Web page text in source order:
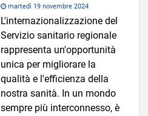
martedì 19 novembre 2024
L'internazionalizzazione del
Servizio sanitario regionale
rappresenta un'opportunità
unica per migliorare la
qualità e l'efficienza della
nostra sanità. In un mondo
sempre più interconnesso, è